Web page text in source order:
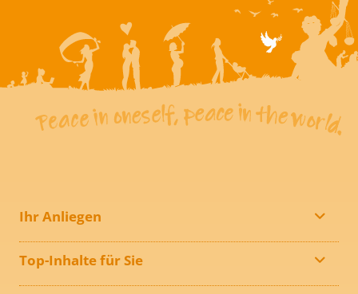
Ihr Anliegen
Top-Inhalte für Sie